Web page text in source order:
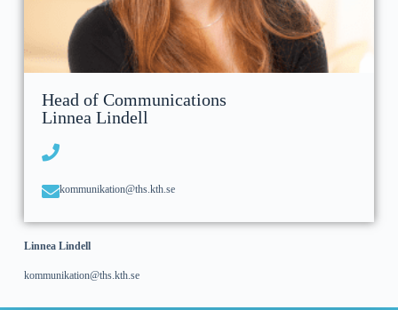
Head of Communications
Linnea Lindell
kommunikation@ths.kth.se
Linnea Lindell
kommunikation@ths.kth.se